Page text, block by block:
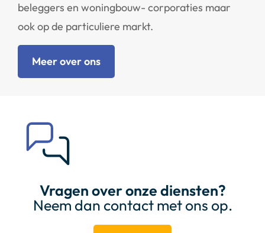
beleggers en woningbouw- corporaties maar
ook op de particuliere markt.
Meer over ons
Vragen over onze diensten?
Neem dan contact met ons op.